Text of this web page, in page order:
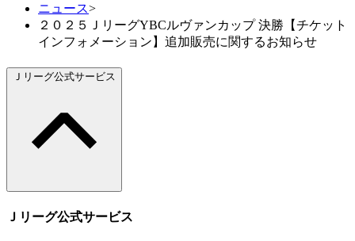
ニュース>
２０２５ＪリーグYBCルヴァンカップ 決勝【チケット
インフォメーション】追加販売に関するお知らせ
Ｊリーグ公式サービス
Ｊリーグ公式サービス